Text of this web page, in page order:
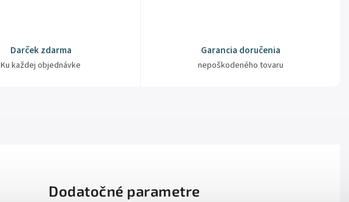
Darček zdarma
Ku každej objednávke
Garancia doručenia
nepoškodeného tovaru
Dodatočné parametre